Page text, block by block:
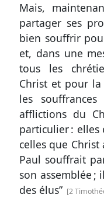
Mais,
partager ses
bien souffrir
et, dans une
tous les
Christ et pour la
les
afflictions du
particulier :
celles que
Paul souffrait
son assemblée ;
des élus”
2